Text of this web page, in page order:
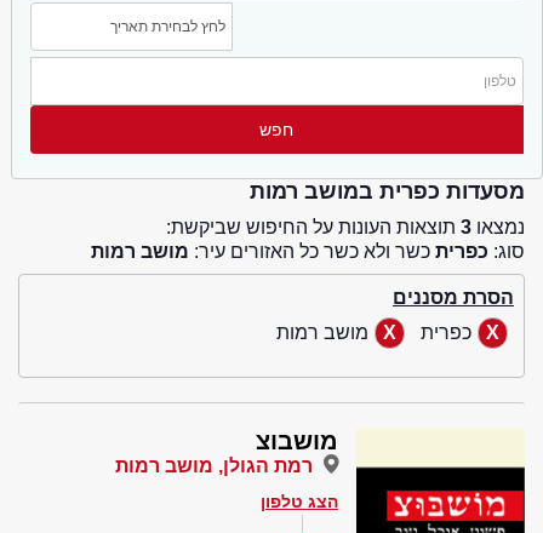
מסעדות כפרית במושב רמות
נמצאו 3 תוצאות העונות על החיפוש שביקשת:
סוג: כפרית כשר ולא כשר כל האזורים עיר: מושב רמות
הסרת מסננים
כפרית
מושב רמות
מושבוצ
רמת הגולן, מושב רמות
הצג טלפון